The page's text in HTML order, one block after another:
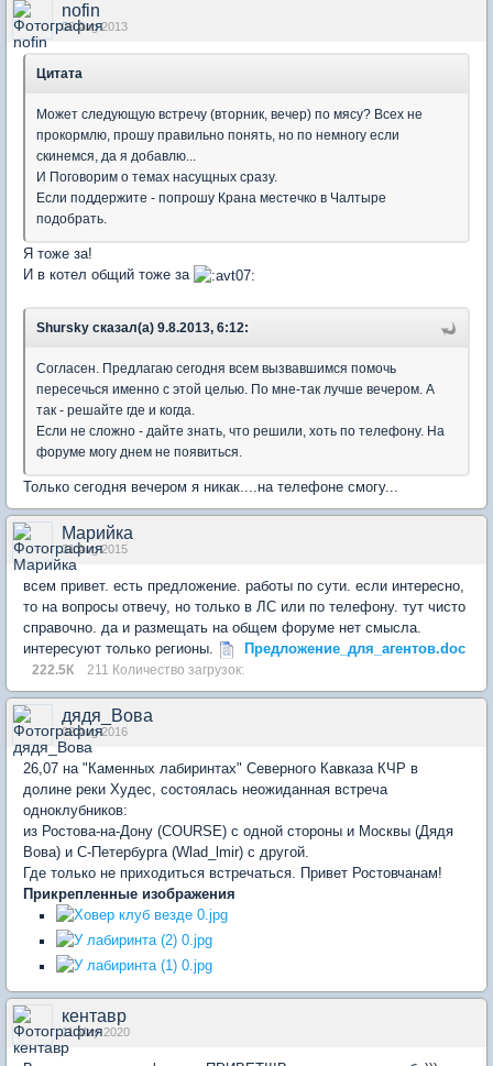
nofin
09 Aug 2013
Цитата
Может следующую встречу (вторник, вечер) по мясу? Всех не
прокормлю, прошу правильно понять, но по немногу если
скинемся, да я добавлю...
И Поговорим о темах насущных сразу.
Если поддержите - попрошу Крана местечко в Чалтыре
подобрать.
Я тоже за!
И в котел общий тоже за
Shursky сказал(а) 9.8.2013, 6:12:
Согласен. Предлагаю сегодня всем вызвавшимся помочь
пересечься именно с этой целью. По мне-так лучше вечером. А
так - решайте где и когда.
Если не сложно - дайте знать, что решили, хоть по телефону. На
форуме могу днем не появиться.
Только сегодня вечером я никак....на телефоне смогу...
Марийка
31 Aug 2015
всем привет. есть предложение. работы по сути. если интересно,
то на вопросы отвечу, но только в ЛС или по телефону. тут чисто
справочно. да и размещать на общем форуме нет смысла.
интересуют только регионы.
Предложение_для_агентов.doc
222.5К 211 Количество загрузок:
дядя_Вова
02 Aug 2016
26,07 на "Каменных лабиринтах" Северного Кавказа КЧР в
долине реки Худес, состоялась неожиданная встреча
одноклубников:
из Ростова-на-Дону (COURSE) c одной стороны и Москвы (Дядя
Вова) и С-Петербурга (Wlad_lmir) с другой.
Где только не приходиться встречаться. Привет Ростовчанам!
Прикрепленные изображения
кентавр
11 May 2020